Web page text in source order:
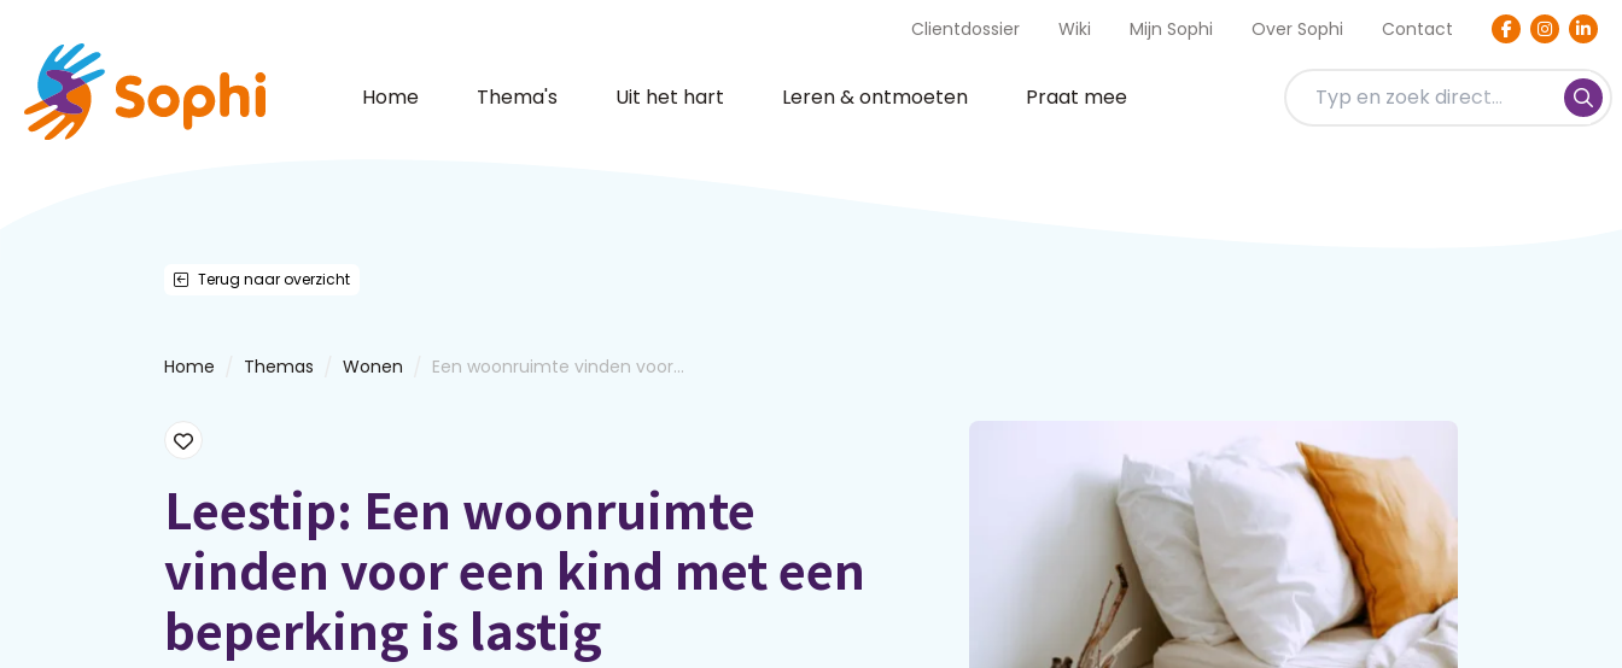
Clientdossier Wiki Mijn Sophi Over Sophi Contact
Home Thema's Uit het hart Leren & ontmoeten Praat mee
Terug naar overzicht
Home Themas Wonen Een woonruimte vinden voor...
Leestip: Een woonruimte
vinden voor een kind met een
beperking is lastig